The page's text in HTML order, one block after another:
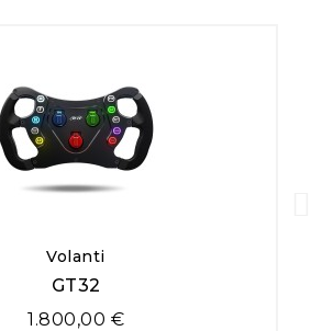
Quick View
Volanti
GT32
1.800,00 €